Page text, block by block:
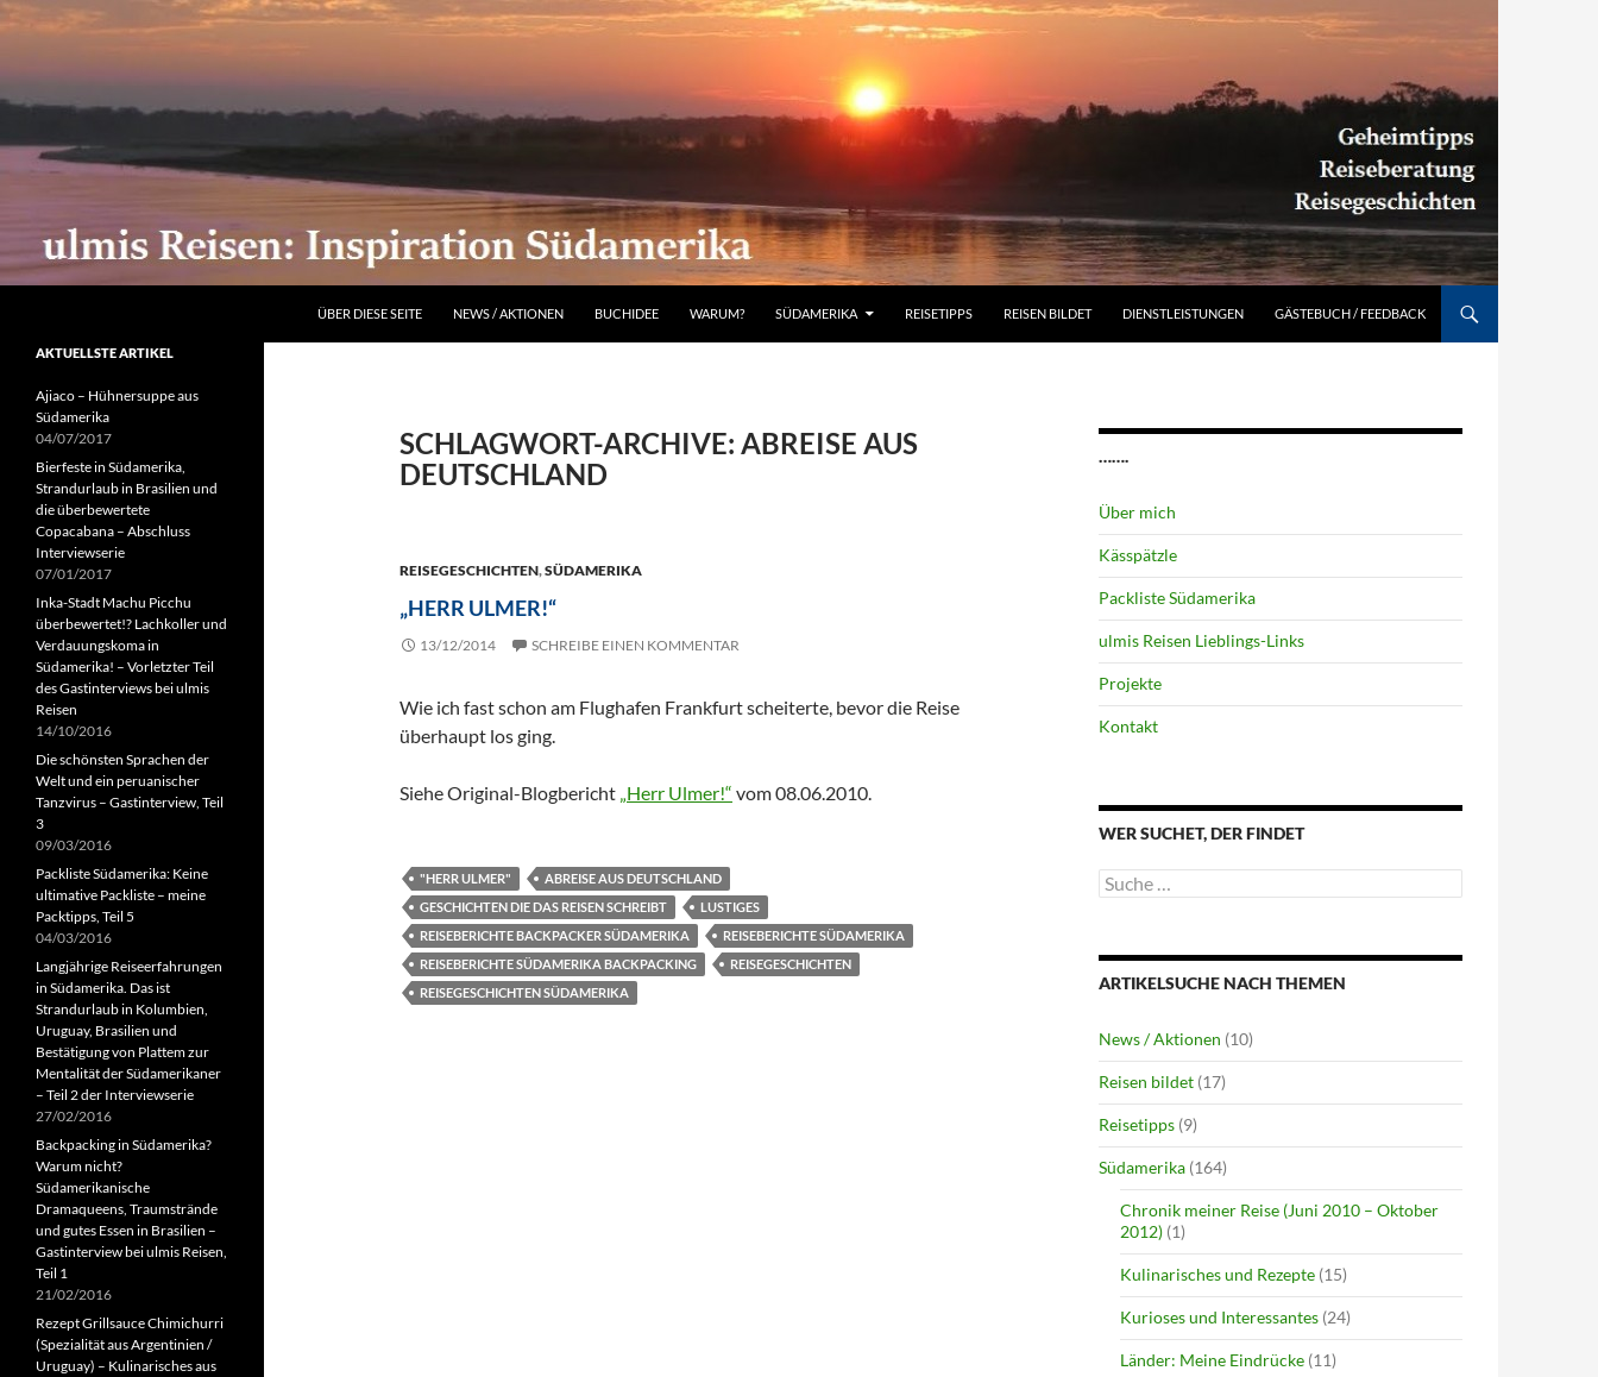
Südamerika individuell entdecken: Geheimtipps, Reiseberatung, Reisegeschichten
ÜBER DIESE SEITE
NEWS / AKTIONEN BUCHIDEE WARUM? SÜDAMERIKA REISETIPPS REISEN BILDET DIENSTLEISTUNGEN GÄSTEBUCH / FEEDBACK
SCHLAGWORT-ARCHIVE: ABREISE AUS
DEUTSCHLAND
REISEGESCHICHTEN,SÜDAMERIKA
„HERR ULMER!“
13/12/2014 SCHREIBE EINEN KOMMENTAR
Wie ich fast schon am Flughafen Frankfurt scheiterte, bevor die Reise
überhaupt los ging.
Siehe Original-Blogbericht „Herr Ulmer!“ vom 08.06.2010.
"HERR ULMER"
ABREISE AUS DEUTSCHLAND
GESCHICHTEN DIE DAS REISEN SCHREIBT
LUSTIGES
REISEBERICHTE BACKPACKER SÜDAMERIKA
REISEBERICHTE SÜDAMERIKA
REISEBERICHTE SÜDAMERIKA BACKPACKING
REISEGESCHICHTEN
REISEGESCHICHTEN SÜDAMERIKA
…….
Über mich
Kässpätzle
Packliste Südamerika
ulmis Reisen Lieblings-Links
Projekte
Kontakt
WER SUCHET, DER FINDET
Suche
nach:
ARTIKELSUCHE NACH THEMEN
News / Aktionen (10)
Reisen bildet (17)
Reisetipps (9)
Südamerika (164)
Chronik meiner Reise (Juni 2010 – Oktober
2012) (1)
Kulinarisches und Rezepte (15)
Kurioses und Interessantes (24)
Länder: Meine Eindrücke (11)
AKTUELLSTE ARTIKEL
Ajiaco – Hühnersuppe aus
Südamerika
04/07/2017
Bierfeste in Südamerika,
Strandurlaub in Brasilien und
die überbewertete
Copacabana – Abschluss
Interviewserie
07/01/2017
Inka-Stadt Machu Picchu
überbewertet!? Lachkoller und
Verdauungskoma in
Südamerika! – Vorletzter Teil
des Gastinterviews bei ulmis
Reisen
14/10/2016
Die schönsten Sprachen der
Welt und ein peruanischer
Tanzvirus – Gastinterview, Teil
3
09/03/2016
Packliste Südamerika: Keine
ultimative Packliste – meine
Packtipps, Teil 5
04/03/2016
Langjährige Reiseerfahrungen
in Südamerika. Das ist
Strandurlaub in Kolumbien,
Uruguay, Brasilien und
Bestätigung von Plattem zur
Mentalität der Südamerikaner
– Teil 2 der Interviewserie
27/02/2016
Backpacking in Südamerika?
Warum nicht?
Südamerikanische
Dramaqueens, Traumstrände
und gutes Essen in Brasilien –
Gastinterview bei ulmis Reisen,
Teil 1
21/02/2016
Rezept Grillsauce Chimichurri
(Spezialität aus Argentinien /
Uruguay) – Kulinarisches aus